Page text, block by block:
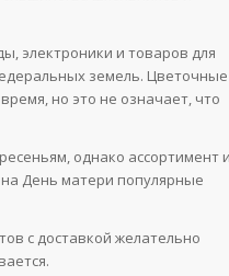
электроники и товаров для
земель. Цветочные
но это не означает, что
однако ассортимент
День матери популярные
с доставкой желательно